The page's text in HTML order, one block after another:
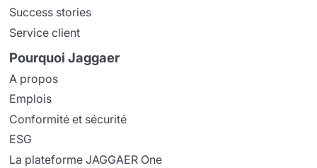
Success stories
Service client
Pourquoi Jaggaer
A propos
Emplois
Conformité et sécurité
ESG
La plateforme JAGGAER One